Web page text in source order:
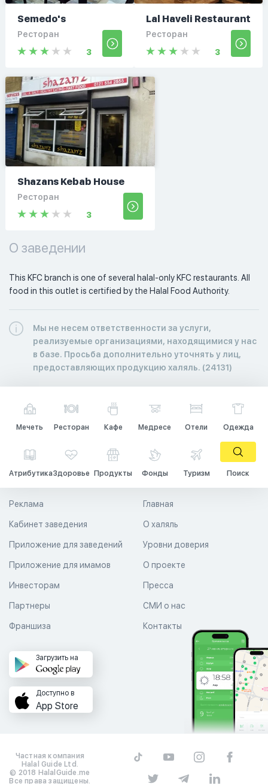
Semedo's
Ресторан
3
Lal Haveli Restaurant
Ресторан
3
Shazans Kebab House
Ресторан
3
О заведении
This KFC branch is one of several halal-only KFC restaurants. All
food in this outlet is certified by the Halal Food Authority.
Мы не несем ответственности за услуги,
реализуемые организациями, находящимися у нас
в базе. Просьба дополнительно уточнять у лиц,
предоставляющих продукцию халяль. (24131)
Мечеть Ресторан Кафе Медресе Отели Одежда
АтрибутикаЗдоровье Продукты Фонды Туризм Поиск
Главная
О халяль
Уровни доверия
Реклама
Кабинет заведения
Приложение для заведений
Приложение для имамов О проекте
Пресса
СМИ о нас
Контакты
Инвесторам
Партнеры
Франшиза
Загрузить на
Доступно в
App Store
Частная компания
Halal Guide Ltd.
© 2018 HalalGuide.me
Все права защищены.